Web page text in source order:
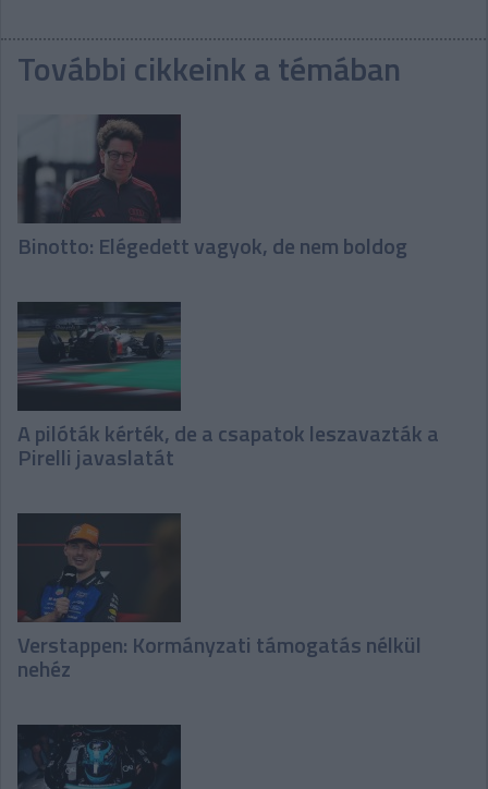
További cikkeink a témában
Binotto: Elégedett vagyok, de nem boldog
A pilóták kérték, de a csapatok leszavazták a
Pirelli javaslatát
Verstappen: Kormányzati támogatás nélkül
nehéz